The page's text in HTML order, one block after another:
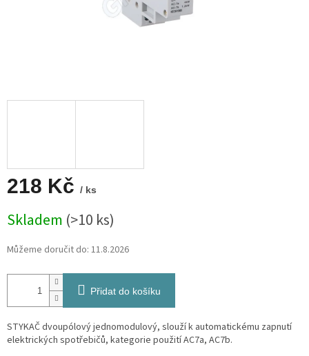
218 Kč / ks
cena:
Skladem (>10 ks)
Můžeme doručit do: 11.8.2026
Přidat do košíku
STYKAČ dvoupólový jednomodulový, slouží k automatickému zapnutí
elektrických spotřebičů, kategorie použití AC7a, AC7b.